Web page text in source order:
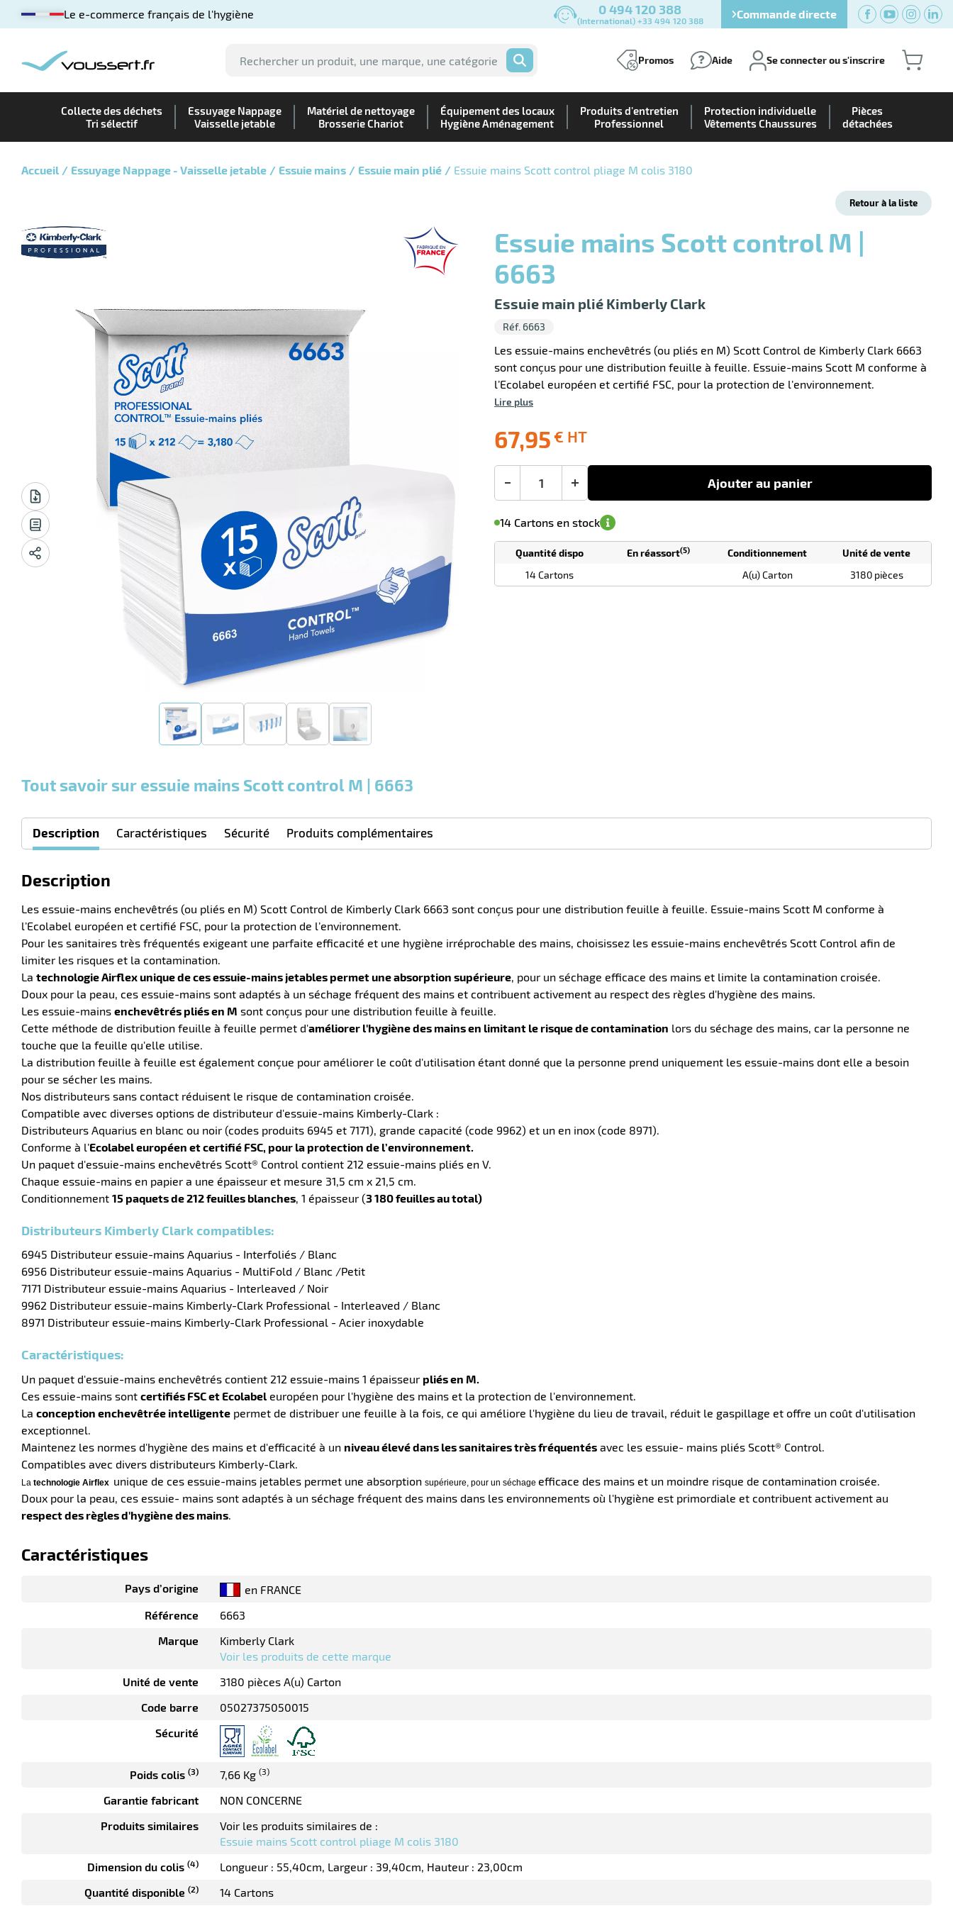
Le e-commerce français de l'hygiène 0 494 120 388
(International) +33 494 120 388 Commande directe
OK Promos Aide Se connecter ou s'inscrire
Collecte des déchets
Tri sélectif
Essuyage Nappage
Vaisselle jetable
Matériel de nettoyage
Brosserie Chariot
Équipement des locaux
Hygiène Aménagement
Produits d'entretien
Professionnel
Protection individuelle
Vêtements Chaussures
Pièces
détachées
Accueil Essuyage Nappage - Vaisselle jetable Essuie mains Essuie main plié Essuie mains Scott control pliage M colis 3180
Retour à la liste
Essuie mains Scott control M |
6663
Essuie main plié Kimberly Clark
Réf. 6663
Les essuie-mains enchevêtrés (ou pliés en M) Scott Control de Kimberly Clark 6663
sont conçus pour une distribution feuille à feuille. Essuie-mains Scott M conforme à
l’Ecolabel européen et certifié FSC, pour la protection de l’environnement.
Lire plus
67,95 € HT
Ecotaxe
Prix
public
€
HT
Livraison
offerte
+
Ajouter au panier
de
commande
14 Cartons en stock
M'avertir de
disponibilité(5)
TarifQuantité dispo En réassort(5) Conditionnement
Unité de vente
14 Cartons
A(u) Carton 3180 pièces
Tout savoir sur essuie mains Scott control M | 6663
Description Caractéristiques Sécurité Produits complémentaires
Description
Les essuie-mains enchevêtrés (ou pliés en M) Scott Control de Kimberly Clark 6663 sont conçus pour une distribution feuille à feuille. Essuie-mains Scott M conforme à
l’Ecolabel européen et certifié FSC, pour la protection de l’environnement.
Pour les sanitaires très fréquentés exigeant une parfaite efficacité et une hygiène irréprochable des mains, choisissez les essuie-mains enchevêtrés Scott Control afin de
limiter les risques et la contamination.
La technologie Airflex unique de ces essuie-mains jetables permet une absorption supérieure, pour un séchage efficace des mains et limite la contamination croisée.
Doux pour la peau, ces essuie-mains sont adaptés à un séchage fréquent des mains et contribuent activement au respect des règles d'hygiène des mains.
Les essuie-mains enchevêtrés pliés en M sont conçus pour une distribution feuille à feuille.
Cette méthode de distribution feuille à feuille permet d'améliorer l'hygiène des mains en limitant le risque de contamination lors du séchage des mains, car la personne ne
touche que la feuille qu'elle utilise.
La distribution feuille à feuille est également conçue pour améliorer le coût d'utilisation étant donné que la personne prend uniquement les essuie-mains dont elle a besoin
pour se sécher les mains.
Nos distributeurs sans contact réduisent le risque de contamination croisée.
Compatible avec diverses options de distributeur d'essuie-mains Kimberly-Clark :
Distributeurs Aquarius en blanc ou noir (codes produits 6945 et 7171), grande capacité (code 9962) et un en inox (code 8971).
Conforme à l’Ecolabel européen et certifié FSC, pour la protection de l’environnement.
Un paquet d'essuie-mains enchevêtrés Scott® Control contient 212 essuie-mains pliés en V.
Chaque essuie-mains en papier a une épaisseur et mesure 31,5 cm x 21,5 cm.
Conditionnement 15 paquets de 212 feuilles blanches, 1 épaisseur (3 180 feuilles au total)
Distributeurs Kimberly Clark compatibles:
6945 Distributeur essuie-mains Aquarius - Interfoliés / Blanc
6956 Distributeur essuie-mains Aquarius - MultiFold / Blanc /Petit
7171 Distributeur essuie-mains Aquarius - Interleaved / Noir
9962 Distributeur essuie-mains Kimberly-Clark Professional - Interleaved / Blanc
8971 Distributeur essuie-mains Kimberly-Clark Professional - Acier inoxydable
Caractéristiques:
Un paquet d'essuie-mains enchevêtrés contient 212 essuie-mains 1 épaisseur pliés en M.
Ces essuie-mains sont certifiés FSC et Ecolabel européen pour l'hygiène des mains et la protection de l'environnement.
La conception enchevêtrée intelligente permet de distribuer une feuille à la fois, ce qui améliore l'hygiène du lieu de travail, réduit le gaspillage et offre un coût d'utilisation
exceptionnel.
Maintenez les normes d'hygiène des mains et d'efficacité à un niveau élevé dans les sanitaires très fréquentés avec les essuie- mains pliés Scott® Control.
Compatibles avec divers distributeurs Kimberly-Clark.
La technologie Airflex unique de ces essuie-mains jetables permet une absorption supérieure, pour un séchage efficace des mains et un moindre risque de contamination croisée.
Doux pour la peau, ces essuie- mains sont adaptés à un séchage fréquent des mains dans les environnements où l'hygiène est primordiale et contribuent activement au
respect des règles d'hygiène des mains
Caractéristiques
Pays d’origine
en FRANCE
Référence
6663
Marque
Kimberly Clark
Voir les produits de cette marque
Unité de vente
3180 pièces A(u) Carton
Code barre
05027375050015
Sécurité
Poids colis (3) 7,66 Kg (3)
Garantie fabricant
NON CONCERNE
Produits similaires
Voir les produits similaires de :
Essuie mains Scott control pliage M colis 3180
Dimension du colis (4) Longueur : 55,40cm Largeur : 39,40cm Hauteur : 23,00cm
Quantité disponible (2)
14 Cartons